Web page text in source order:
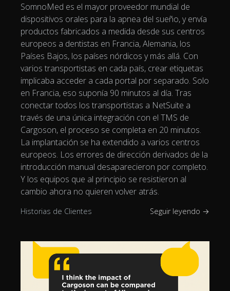
SomnoMed es el mayor proveedor mundial de
dispositivos orales para la apnea del sueño, y envía
productos fabricados a medida desde sus centros
europeos a dentistas en Francia, Alemania, los
Países Bajos, los países nórdicos y más allá. Con
varios transportistas en cada país, crear etiquetas
implicaba acceder a cada portal por separado. Solo
en Francia, eso suponía 90 minutos al día. Tras
conectar todos los transportistas a NetSuite a
través de una única integración con el TMS de
Cargoson, el proceso se completa en 20 minutos.
La implantación se ha extendido a varios centros
europeos. Los errores de dirección derivados de la
introducción manual desaparecieron por completo.
Y los equipos que al principio se resistieron al
cambio ahora no quieren volver atrás.
Historias de Clientes Seguir leyendo →